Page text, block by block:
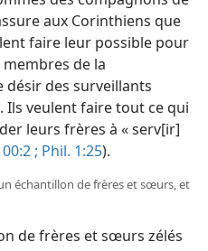
aux Corinthiens que
faire leur possible pour
de la
désir des surveillants
veulent faire tout ce qui
leurs frères à « serv[ir]
; Phil. 1:25).
échantillon de frères et sœurs, et
de frères et sœurs zélés